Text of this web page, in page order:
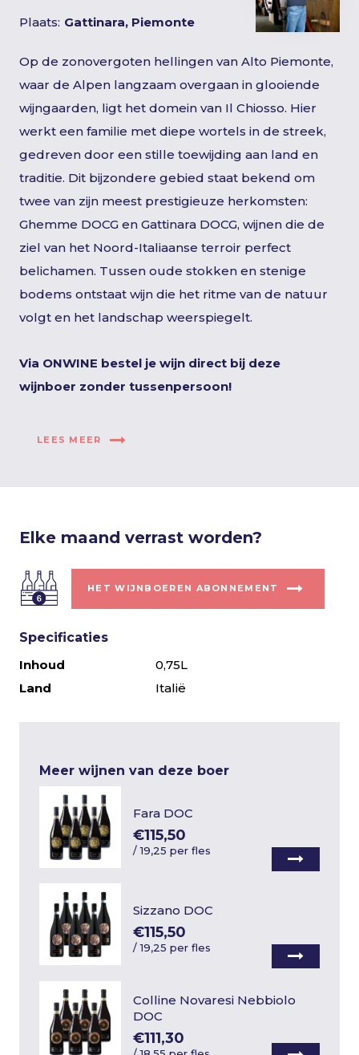
Plaats: Gattinara, Piemonte
Op de zonovergoten hellingen van Alto Piemonte,
waar de Alpen langzaam overgaan in glooiende
wijngaarden, ligt het domein van Il Chiosso. Hier
werkt een familie met diepe wortels in de streek,
gedreven door een stille toewijding aan land en
traditie. Dit bijzondere gebied staat bekend om
twee van zijn meest prestigieuze herkomsten:
Ghemme DOCG en Gattinara DOCG, wijnen die de
ziel van het Noord-Italiaanse terroir perfect
belichamen. Tussen oude stokken en stenige
bodems ontstaat wijn die het ritme van de natuur
volgt en het landschap weerspiegelt.
Via ONWINE bestel je wijn direct bij deze
wijnboer zonder tussenpersoon!
LEES MEER
Elke maand verrast worden?
HET WIJNBOEREN ABONNEMENT
Specificaties
Inhoud
0,75L
Land
Italië
Meer wijnen van deze boer
Fara DOC
€115,50
/19,25 per fles
Sizzano DOC
€115,50
/19,25 per fles
Colline Novaresi Nebbiolo
DOC
€111,30